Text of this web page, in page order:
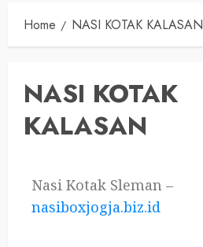
Home NASI KOTAK KALASAN
NASI KOTAK
KALASAN
Nasi Kotak Sleman –
nasiboxjogja.biz.id